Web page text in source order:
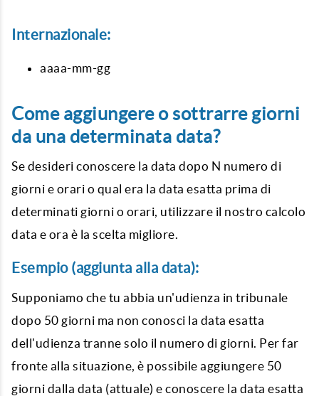
Internazionale:
aaaa-mm-gg
Come aggiungere o sottrarre giorni
da una determinata data?
Se desideri conoscere la data dopo N numero di
giorni e orari o qual era la data esatta prima di
determinati giorni o orari, utilizzare il nostro calcolo
data e ora è la scelta migliore.
Esempio (aggiunta alla data):
Supponiamo che tu abbia un'udienza in tribunale
dopo 50 giorni ma non conosci la data esatta
dell'udienza tranne solo il numero di giorni. Per far
fronte alla situazione, è possibile aggiungere 50
giorni dalla data (attuale) e conoscere la data esatta